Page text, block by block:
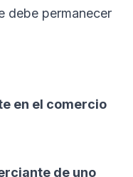
debe permanecer
en el comercio
de uno